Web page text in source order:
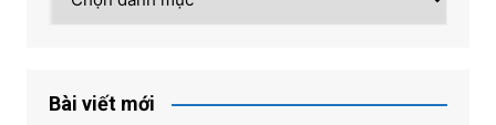
mục
Bài viết mới